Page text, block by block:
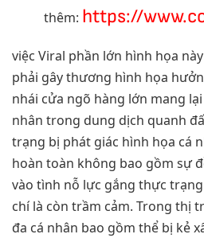
thêm: https://
việc Viral phần lớn hình họa
phải gây thương hình họa
nhái cửa ngõ hàng lớn mang
nhân trong dung dịch quanh
trạng bị phát giác hình họa cá
hoàn toàn không bao gồm sự
vào tình nỗ lực gắng thực
chí là còn trầm cảm. Trong thị
đa cá nhân bao gồm thể bị kẻ